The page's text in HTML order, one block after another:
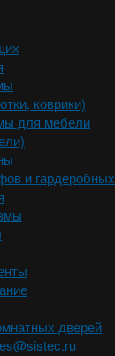
коврики)
для мебели
и гардеробных
дверей